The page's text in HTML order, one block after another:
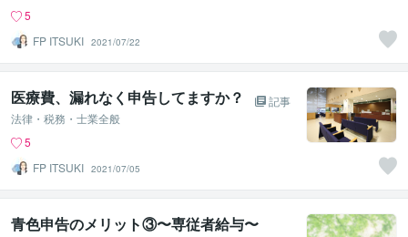
5
FP ITSUKI 2021/07/22
医療費、漏れなく申告してますか？
記事
法律・税務・士業全般
5
FP ITSUKI 2021/07/05
青色申告のメリット③〜専従者給与〜